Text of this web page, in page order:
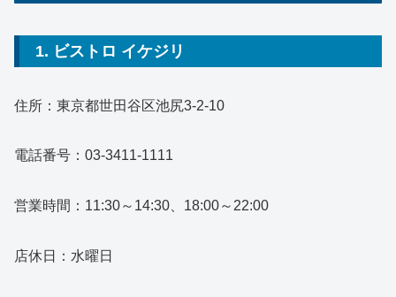
1. ビストロ イケジリ
住所：東京都世田谷区池尻3-2-10
電話番号：03-3411-1111
営業時間：11:30～14:30、18:00～22:00
店休日：水曜日